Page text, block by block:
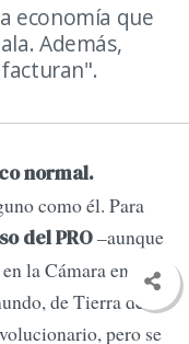
economía que
Además,
normal.
como él. Para
del PRO–aunque
la Cámara en la
de Tierra del
pero se